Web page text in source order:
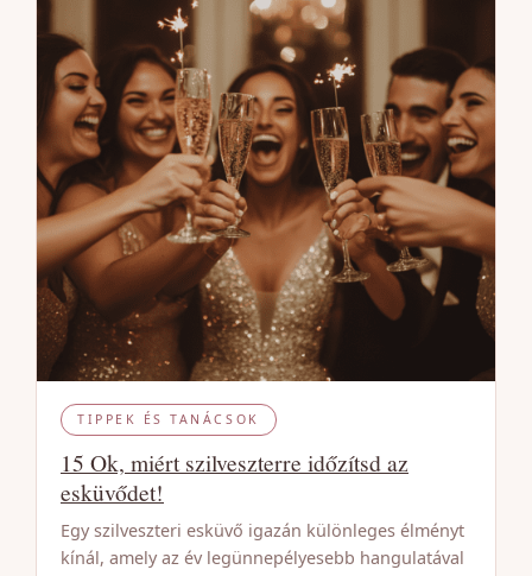
TIPPEK ÉS TANÁCSOK
15 Ok, miért szilveszterre időzítsd az
esküvődet!
Egy szilveszteri esküvő igazán különleges élményt
kínál, amely az év legünnepélyesebb hangulatával